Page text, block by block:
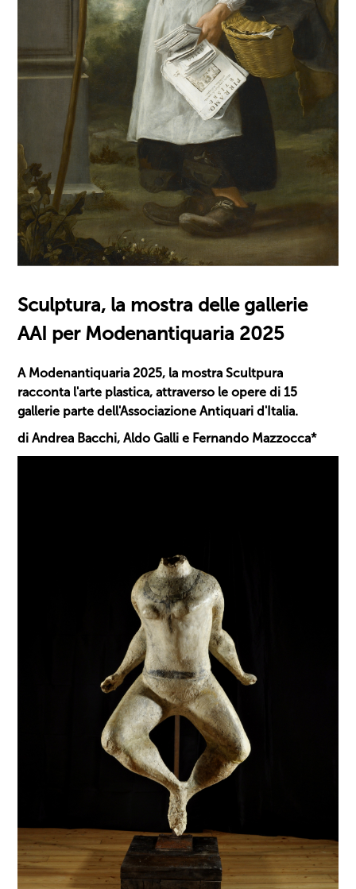
Sculptura, la mostra delle gallerie
AAI per Modenantiquaria 2025
A Modenantiquaria 2025, la mostra Scultpura
racconta l'arte plastica, attraverso le opere di 15
gallerie parte dell'Associazione Antiquari d'Italia.
di Andrea Bacchi, Aldo Galli e Fernando Mazzocca*